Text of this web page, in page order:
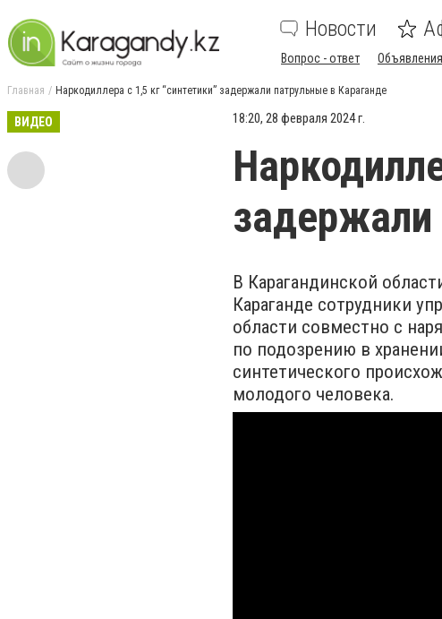
Новости
Вопрос - ответ Объявления
Главная Наркодиллера с 1,5 кг “синтетики” задержали патрульные в Караганде
ВИДЕО 18:20, 28 февраля 2024 г.
задержали
В Карагандинской
Караганде сотрудники
области совместно с
по подозрению в
синтетического
молодого человека.